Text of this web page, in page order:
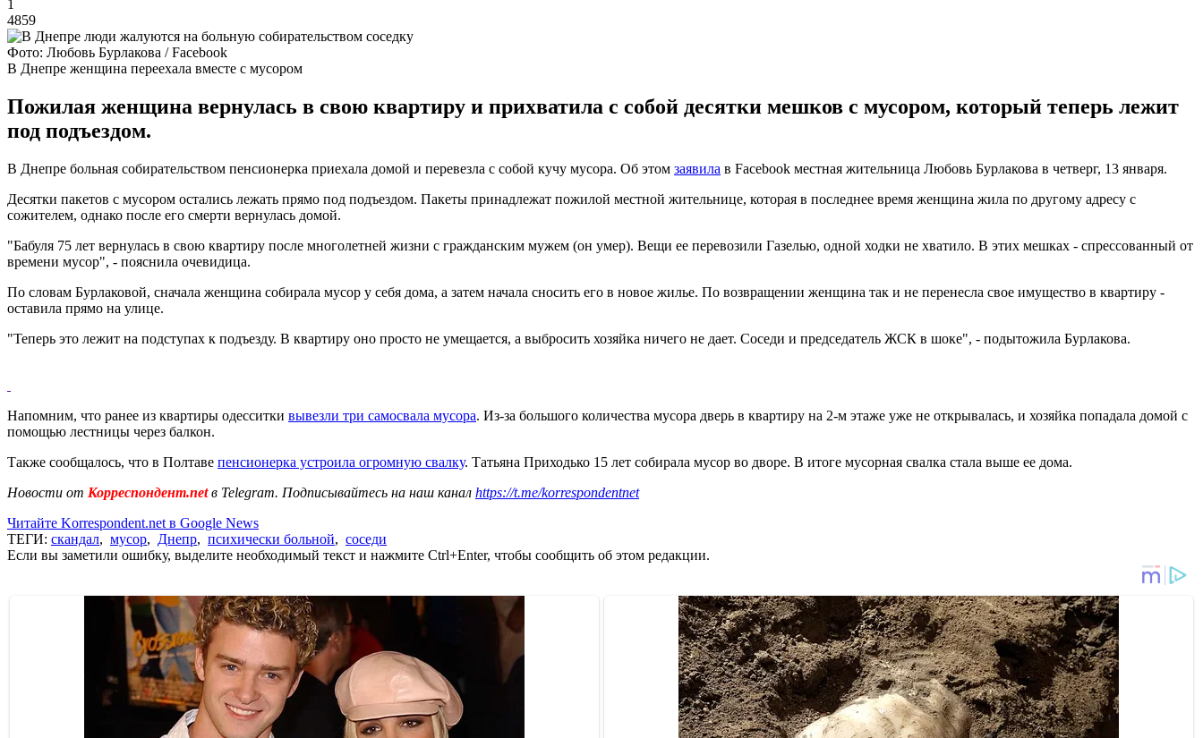
1
4859
Фото: Любовь Бурлакова / Facebook
В Днепре женщина переехала вместе с мусором
Пожилая женщина вернулась в свою квартиру и прихватила с собой десятки мешков с мусором, который теперь лежит
под подъездом.
В Днепре больная собирательством пенсионерка приехала домой и перевезла с собой кучу мусора. Об этом заявила в Facebook местная жительница Любовь Бурлакова в четверг, 13 января.
Десятки пакетов с мусором остались лежать прямо под подъездом. Пакеты принадлежат пожилой местной жительнице, которая в последнее время женщина жила по другому адресу с
сожителем, однако после его смерти вернулась домой.
"Бабуля 75 лет вернулась в свою квартиру после многолетней жизни с гражданским мужем (он умер). Вещи ее перевозили Газелью, одной ходки не хватило. В этих мешках - спрессованный от
времени мусор", - пояснила очевидица.
По словам Бурлаковой, сначала женщина собирала мусор у себя дома, а затем начала сносить его в новое жилье. По возвращении женщина так и не перенесла свое имущество в квартиру -
оставила прямо на улице.
"Теперь это лежит на подступах к подъезду. В квартиру оно просто не умещается, а выбросить хозяйка ничего не дает. Соседи и председатель ЖСК в шоке", - подытожила Бурлакова.
Напомним, что ранее из квартиры одесситки вывезли три самосвала мусора. Из-за большого количества мусора дверь в квартиру на 2-м этаже уже не открывалась, и хозяйка попадала домой с
помощью лестницы через балкон.
Также сообщалось, что в Полтаве пенсионерка устроила огромную свалку. Татьяна Приходько 15 лет собирала мусор во дворе. В итоге мусорная свалка стала выше ее дома.
Новости от Корреспондент.netв Telegram. Подписывайтесь на наш канал https://t.me/korrespondentnet
Читайте Korrespondent.net в Google News
ТЕГИ: скандал, мусор, Днепр, психически больной, соседи
Если вы заметили ошибку, выделите необходимый текст и нажмите Ctrl+Enter, чтобы сообщить об этом редакции.